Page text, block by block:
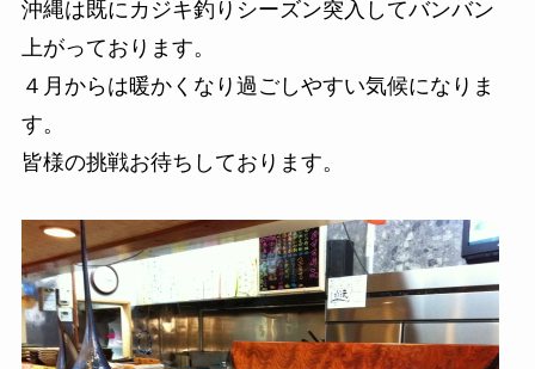
沖縄は既にカジキ釣りシーズン突入してバンバン
上がっております。
４月からは暖かくなり過ごしやすい気候になりま
す。
皆様の挑戦お待ちしております。